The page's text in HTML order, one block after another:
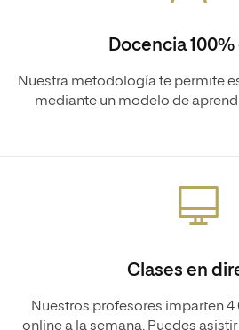
Docencia
Nuestra metodología te permite
mediante un modelo de
Clases en
Nuestros profesores imparten
online a la semana. Puedes